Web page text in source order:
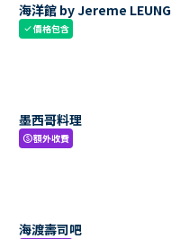
海洋館 by Jereme LEUNG
check價格包含
墨西哥料理
paid額外收費
海渡壽司吧